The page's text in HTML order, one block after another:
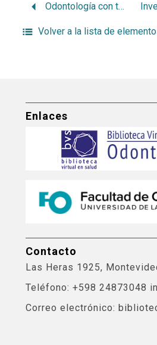
Odontología con todos en el siglo XXI
Volver a la lista de
Enlaces
Contacto
Las Heras 1925,
Teléfono: +598 24873048
Correo electrónico: